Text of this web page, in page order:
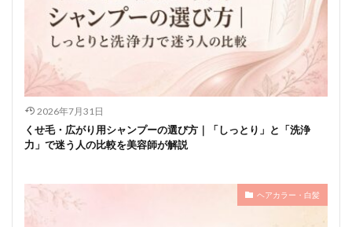
2026年7月31日
くせ毛・広がり用シャンプーの選び方｜「しっとり」と「洗浄
力」で迷う人の比較を美容師が解説
ヘアカラー・白髪